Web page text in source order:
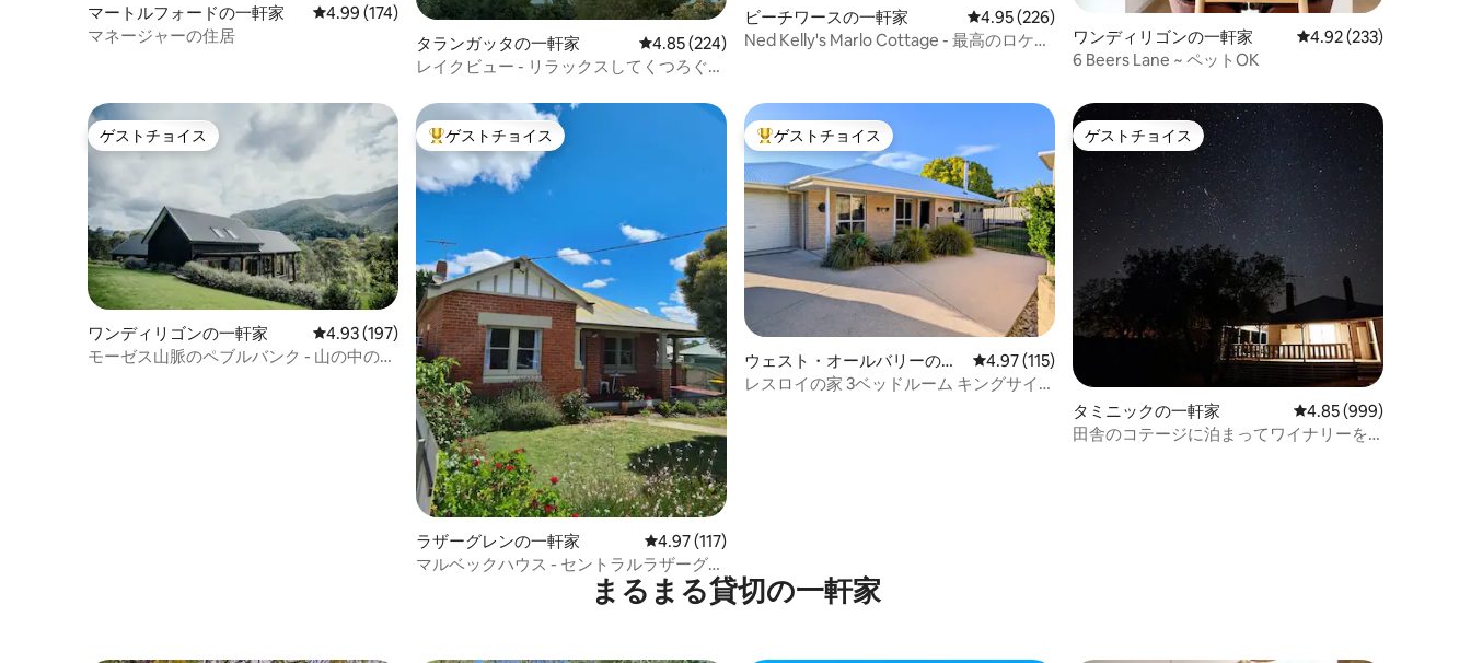
マートルフォードの一軒家 レビュー174件、5つ星中4.99つ星の平均評価
4.99 (174)
マネージャーの住居
タランガッタの一軒家 レビュー224件、5つ星中4.85つ星の平均評価
4.85 (224)
レイクビュー - リラックスしてくつろぐの
ビーチワースの一軒家 レビュー226件、5つ星中4.95つ星の平均評価
4.95 (226)
Ned Kelly's Marlo Cottage - 最高のロケー
ワンディリゴンの一軒家 レビュー233件、5つ
4.92 (233)
6 Beers Lane ~ ペットOK
ゲストチョイス
ゲストチョイス
ワンディリゴンの一軒家 レビュー197件、5つ星中4.93つ星の平均評価
4.93 (197)
モーゼス山脈のペブルバンク - 山の中の隠
大好評のゲストチョイスです。
ゲストチョイス
ラザーグレンの一軒家 レビュー117件、5つ星中4.97つ星の平均評価
4.97 (117)
マルベックハウス - セントラルラザーグレ
大好評のゲストチョイスです。
ゲストチョイス
ウェスト・オールバリーの一
軒家
レビュー115件、5つ星中4.97つ星の平均評価
4.97 (115)
レスロイの家 3ベッドルーム キングサイズ
ゲストチョイス
ゲストチョイス
タミニックの一軒家 レビュー999件、5つ星
4.85 (999)
田舎のコテージに泊まってワイナリーを
まるまる貸切の一軒家